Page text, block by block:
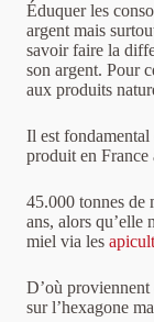
Éduquer les
argent mais
savoir faire la
son argent. Pour
aux produits
Il est
produit en France
45.000 tonnes de
ans, alors qu’elle
miel via les
D’où
sur l’hexagone